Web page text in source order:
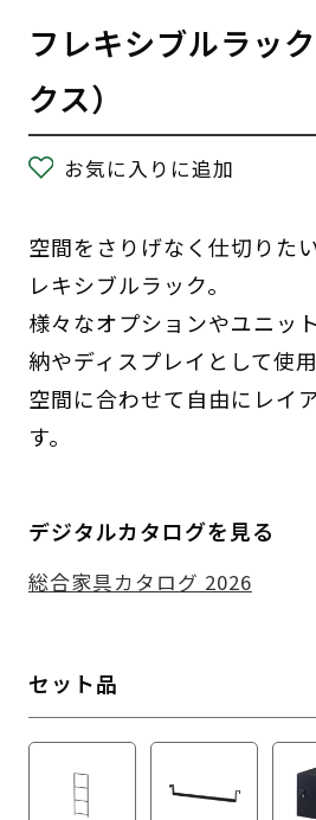
フレキシブルラッ
クス）
お気に入りに追加
空間をさりげなく仕切りた
レキシブルラック。
様々なオプションやユニッ
納やディスプレイとして使
空間に合わせて自由にレイ
す。
デジタルカタログを見る
総合家具カタログ 2026
セット品